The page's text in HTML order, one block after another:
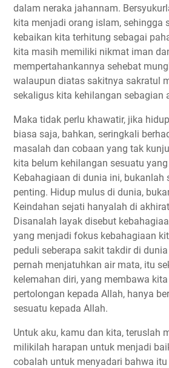
dalam neraka jahannam.
kita menjadi orang islam, sehingga
kebaikan kita terhitung sebagai
kita masih memiliki nikmat iman
mempertahankannya sehebat
walaupun diatas sakitnya sakratul
sekaligus kita kehilangan sebagian
Maka tidak perlu khawatir, jika
biasa saja, bahkan, seringkali
masalah dan cobaan yang tak
kita belum kehilangan sesuatu
Kebahagiaan di dunia ini, bukanlah
penting. Hidup mulus di dunia,
Keindahan sejati hanyalah di
Disanalah layak disebut
yang menjadi fokus kebahagiaan
peduli seberapa sakit takdir di
pernah menjatuhkan air mata, itu
kelemahan diri, yang membawa
pertolongan kepada Allah, hanya
sesuatu kepada Allah.
Untuk aku, kamu dan kita, teruslah
milikilah harapan untuk menjadi
cobalah untuk menyadari bahwa